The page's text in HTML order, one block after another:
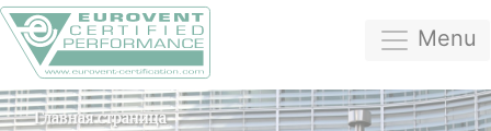
Menu
Главная страница